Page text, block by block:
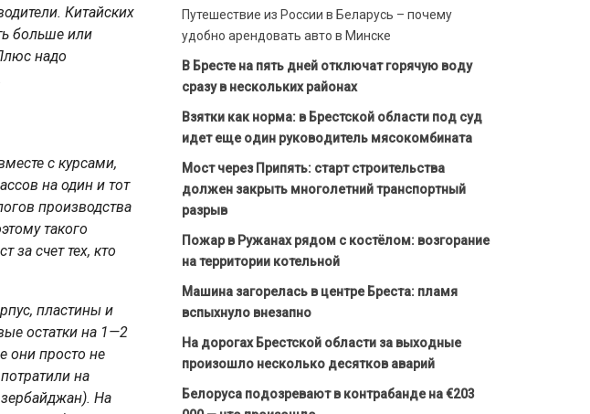
Китайских
больше или
надо
с курсами,
на один и тот
производства
такого
счет тех, кто
пластины и
остатки на 1—2
они просто не
на
На
Путешествие из России в Беларусь – почему
удобно арендовать авто в Минске
В Бресте на пять дней отключат горячую воду
сразу в нескольких районах
Взятки как норма: в Брестской области под суд
идет еще один руководитель мясокомбината
Мост через Припять: старт строительства
должен закрыть многолетний транспортный
разрыв
Пожар в Ружанах рядом с костёлом: возгорание
на территории котельной
Машина загорелась в центре Бреста: пламя
вспыхнуло внезапно
На дорогах Брестской области за выходные
произошло несколько десятков аварий
Белоруса подозревают в контрабанде на €203